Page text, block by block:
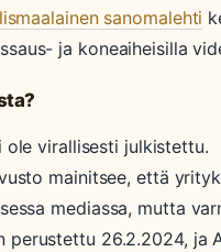
sanomalehti
ja koneaiheisilla
ole virallisesti julkistettu.
mainitsee, että
mediassa, mutta
perustettu 26.2.2024, ja